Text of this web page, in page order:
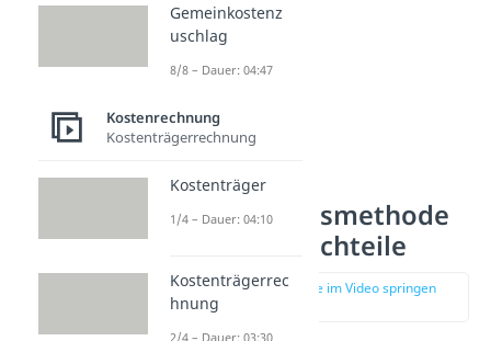
Skontrationsmethode
Vor- und Nachteile
zur Stelle im Video springen
Gemeinkostenz
uschlag
8/8 – Dauer: 04:47
Kostenrechnung
Kostenträgerrechnung
Kostenträger
1/4 – Dauer: 04:10
Kostenträgerrec
hnung
2/4 – Dauer: 03:30